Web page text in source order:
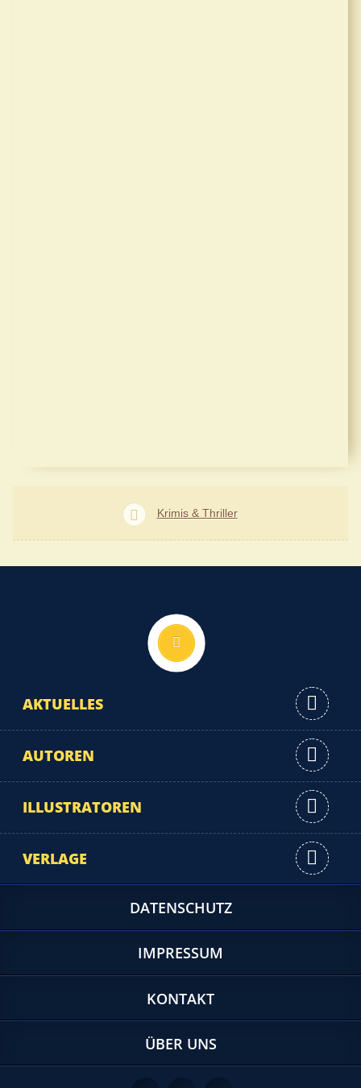
Krimis & Thriller
AKTUELLES
AUTOREN
ILLUSTRATOREN
VERLAGE
DATENSCHUTZ
IMPRESSUM
KONTAKT
ÜBER UNS